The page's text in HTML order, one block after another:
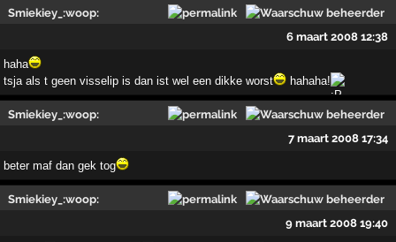
Smiekiey_:woop:
6 maart 2008 12:38
haha
tsja als t geen visselip is dan ist wel een dikke worst
hahaha!
Smiekiey_:woop:
7 maart 2008 17:34
beter maf dan gek tog
Smiekiey_:woop:
9 maart 2008 19:40